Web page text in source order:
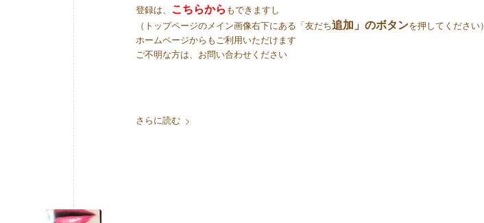
登録は、 こちらから もできますし
（トップページのメイン画像右下にある「友だち追加」のボタンを押してください）
ホームページからもご利用いただけます
ご不明な方は、お問い合わせください
さらに読む